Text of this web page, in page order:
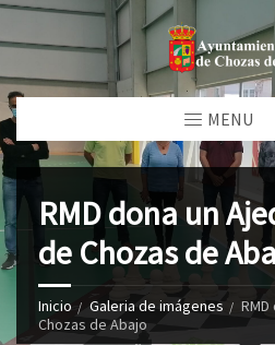
MENU
RMD dona un
de Chozas de
Inicio Galeria de imágenes
Chozas de Abajo